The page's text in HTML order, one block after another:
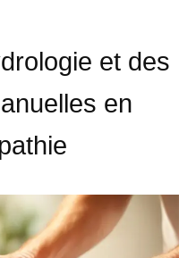
et des
en